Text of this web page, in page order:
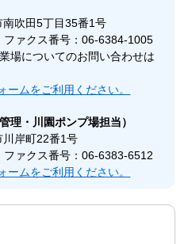
吹田5丁目35番1号
ァクス番号：06-6384-1005
場についてのお問い合わせは
ームをご利用ください。
管理・川園ポンプ場担当）
岸町22番1号
ァクス番号：06-6383-6512
ームをご利用ください。